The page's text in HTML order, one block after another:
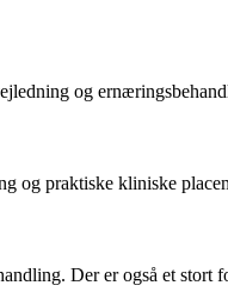
og
og praktiske kliniske
Der er også et stort